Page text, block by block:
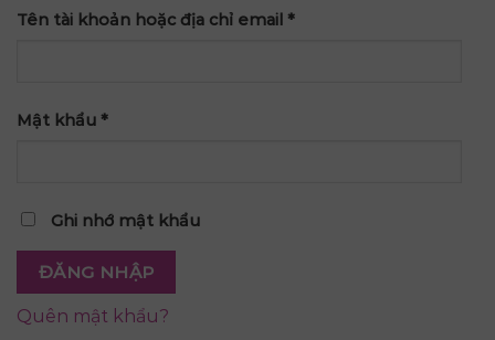
Tên tài khoản hoặc địa chỉ email *
Mật khẩu *
Ghi nhớ mật khẩu
ĐĂNG NHẬP
Quên mật khẩu?